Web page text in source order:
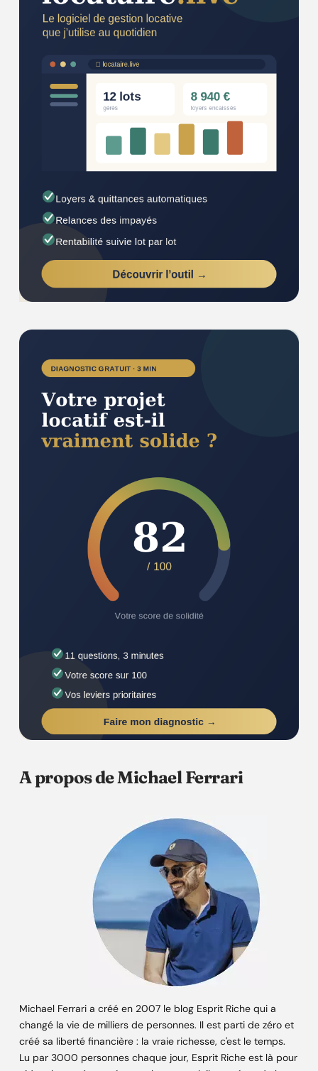
A propos de Michael Ferrari
Michael Ferrari a créé en 2007 le blog Esprit Riche qui a
changé la vie de milliers de personnes. Il est parti de zéro et
créé sa liberté financière : la vraie richesse, c'est le temps.
Lu par 3000 personnes chaque jour, Esprit Riche est là pour